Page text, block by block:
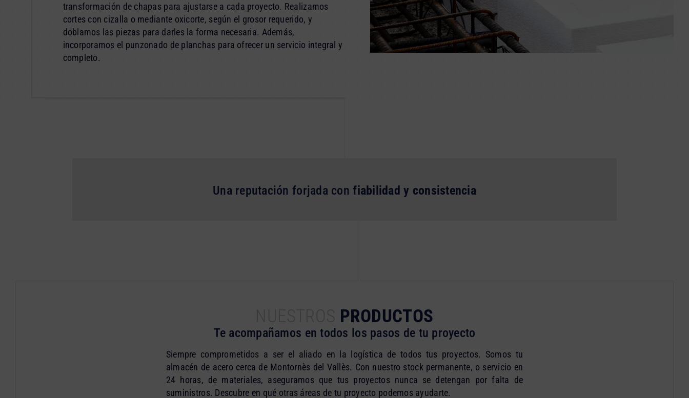
transformación de chapas para ajustarse a cada proyecto. Realizamos
cortes con cizalla o mediante oxicorte, según el grosor requerido, y
doblamos las piezas para darles la forma necesaria. Además,
incorporamos el punzonado de planchas para ofrecer un servicio integral y
completo.
Una reputación forjada confiabilidad y consistencia
PRODUCTOS
Te acompañamos en todos los pasos de tu proyecto
Siempre comprometidos a ser el aliado en la logística de todos tus proyectos. Somos tu
almacén de acero cerca de Montornès del Vallès. Con nuestro stock permanente, o servicio en
24 horas, de materiales, aseguramos que tus proyectos nunca se detengan por falta de
suministros. Descubre en qué otras áreas de tu proyecto podemos ayudarte.